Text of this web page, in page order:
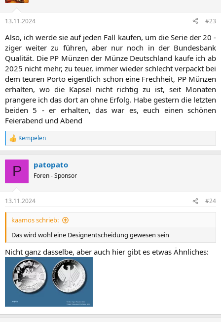
13.11.2024 #23
Also, ich werde sie auf jeden Fall kaufen, um die Serie der 20 -
ziger weiter zu führen, aber nur noch in der Bundesbank
Qualität. Die PP Münzen der Münze Deutschland kaufe ich ab
2025 nicht mehr, zu teuer, immer wieder schlecht verpackt bei
dem teuren Porto eigentlich schon eine Frechheit, PP Münzen
erhalten, wo die Kapsel nicht richtig zu ist, seit Monaten
prangere ich das dort an ohne Erfolg. Habe gestern die letzten
beiden 5 - er erhalten, das war es, euch einen schönen
Feierabend und Abend​
R
e
e
n
Kempelen
P patopato
Foren - Sponsor
13.11.2024 #24
kaamos schrieb:
Das wird wohl eine Designentscheidung gewesen sein
Nicht ganz dasselbe, aber auch hier gibt es etwas Ähnliches: